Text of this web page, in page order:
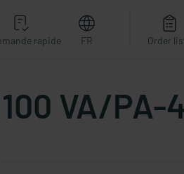
rapide FR Order
VA/